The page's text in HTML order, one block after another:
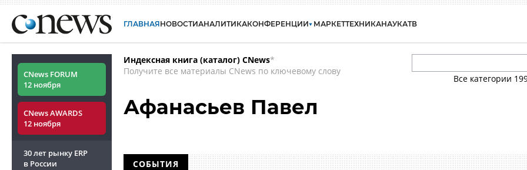
ГЛАВНАЯНОВОСТИАНАЛИТИКАКОНФЕРЕНЦИИ МАРКЕТТЕХНИКАНАУКАТВ
CNews FORUM
12 ноября
CNews AWARDS
12 ноября
30 лет рынку ERP
в России
Индексная книга (каталог) CNews*
Получите все материалы CNews по ключевому слову
Все категории
Афанасьев Павел
СОБЫТИЯ